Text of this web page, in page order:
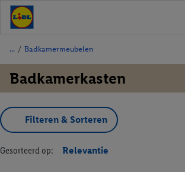
/ Badkamermeubelen
Badkamerkasten
Filteren & Sorteren
Gesorteerd op: Relevantie